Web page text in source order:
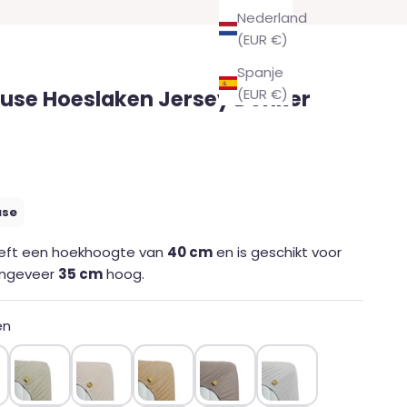
Nederland
(EUR €)
Spanje
(EUR €)
Hoeslaken Jersey Donker
een hoekhoogte van 40 cmen is geschikt voor
35 cmhoog.
wit
Zand Naturel Camel Taupe Licht grijs